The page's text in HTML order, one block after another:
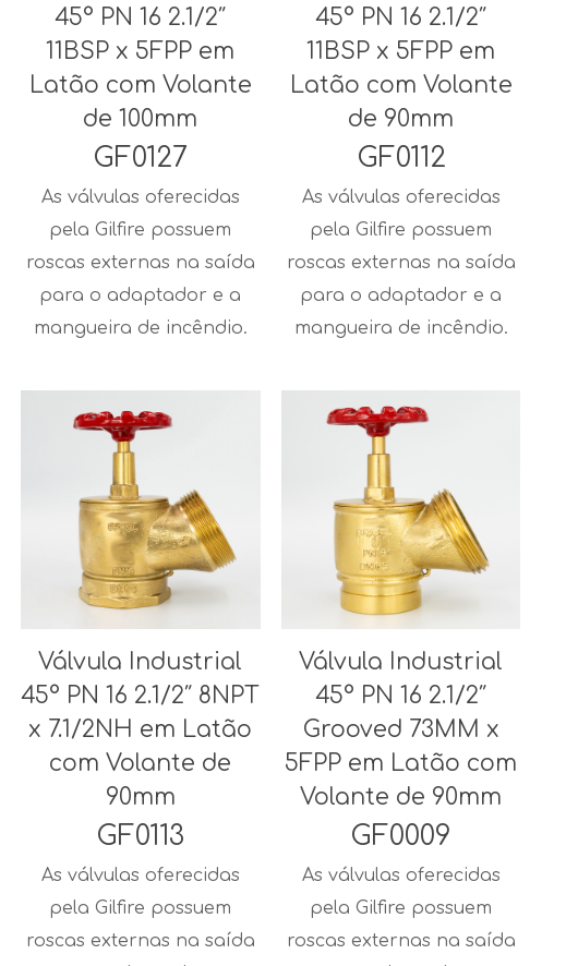
45° PN 16 2.1/2″
11BSP x 5FPP em
Latão com Volante
de 100mm
GF0127
As válvulas oferecidas
pela Gilfire possuem
roscas externas na saída
para o adaptador e a
mangueira de incêndio.
45° PN 16 2.1/2″
11BSP x 5FPP em
Latão com Volante
de 90mm
GF0112
As válvulas oferecidas
pela Gilfire possuem
roscas externas na saída
para o adaptador e a
mangueira de incêndio.
Válvula Industrial
45° PN 16 2.1/2″ 8NPT
x 7.1/2NH em Latão
com Volante de
90mm
GF0113
As válvulas oferecidas
pela Gilfire possuem
roscas externas na saída
Válvula Industrial
45° PN 16 2.1/2″
Grooved 73MM x
5FPP em Latão com
Volante de 90mm
GF0009
As válvulas oferecidas
pela Gilfire possuem
roscas externas na saída